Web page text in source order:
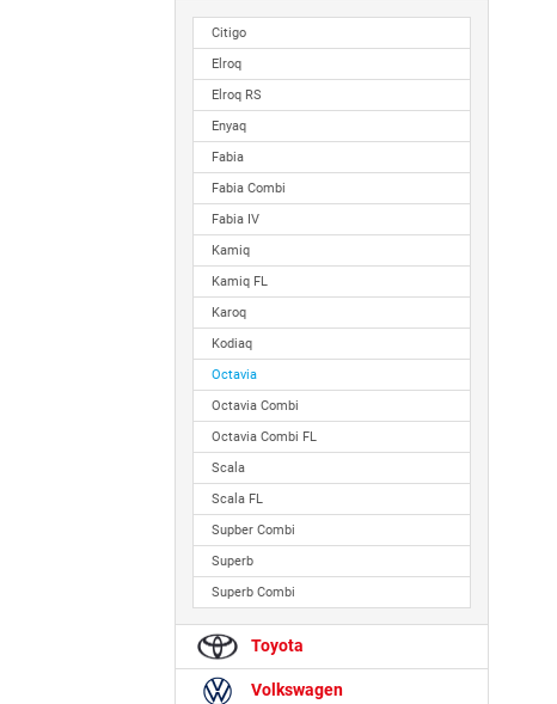
Citigo
Elroq
Elroq RS
Enyaq
Fabia
Fabia Combi
Fabia IV
Kamiq
Kamiq FL
Karoq
Kodiaq
Octavia
Octavia Combi
Octavia Combi FL
Scala
Scala FL
Supber Combi
Superb
Superb Combi
Toyota
Volkswagen